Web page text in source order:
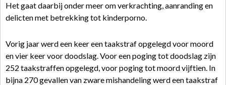
Het gaat daarbij onder meer om verkrachting, aanranding en
delicten met betrekking tot kinderporno.
Vorig jaar werd een keer een taakstraf opgelegd voor moord
en vier keer voor doodslag. Voor een poging tot doodslag zijn
252 taakstraffen opgelegd, voor poging tot moord vijftien. In
bijna 270 gevallen van zware mishandeling werd een taakstraf